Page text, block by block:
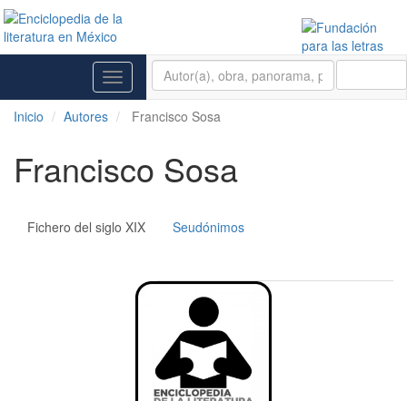
Toggle
navigation
Inicio
Autores Francisco Sosa
Francisco Sosa
Fichero del siglo XIX Seudónimos